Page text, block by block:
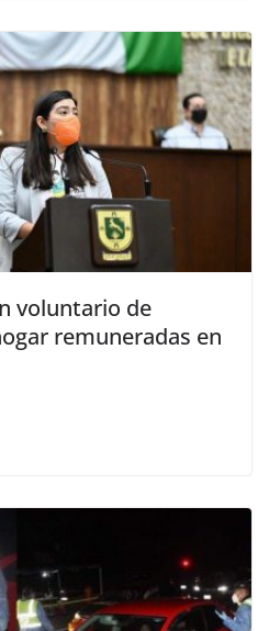
voluntario de
remuneradas en